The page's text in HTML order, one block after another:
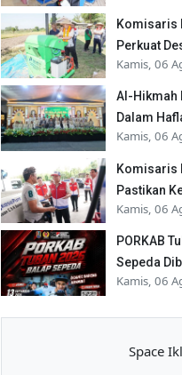
Komisaris
Perkuat
Kamis, 06
Al-Hikmah
Dalam
Kamis, 06
Komisaris
Pastikan
Kamis, 06
PORKAB
Sepeda
Kamis, 06
Space